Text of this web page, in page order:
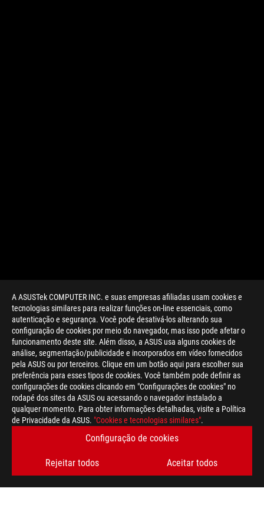
A ASUSTek COMPUTER INC. e suas empresas afiliadas usam cookies e
tecnologias similares para realizar funções on-line essenciais, como
autenticação e segurança. Você pode desativá-los alterando sua
configuração de cookies por meio do navegador, mas isso pode afetar o
funcionamento deste site. Além disso, a ASUS usa alguns cookies de
análise, segmentação/publicidade e incorporados em vídeo fornecidos
pela ASUS ou por terceiros. Clique em um botão aqui para escolher sua
preferência para esses tipos de cookies. Você também pode definir as
configurações de cookies clicando em "Configurações de cookies" no
rodapé dos sites da ASUS ou acessando o navegador instalado a
qualquer momento. Para obter informações detalhadas, visite a Política
de Privacidade da ASUS. "Cookies e tecnologias similares".
Configuração de cookies
Rejeitar todos Aceitar todos
> GAMING OPTIMUS
OBTENHA AS ÚLTIMAS OFERTAS E MUITO MAIS